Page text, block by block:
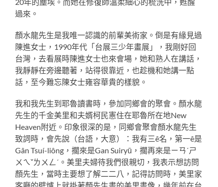
過來。
顏水龍先生是我唯一認識的前輩美術家。倒是有緣見過
陳進女士，1990年代「台展三少年畫展」，我剛好回
台灣，去看展時陳進女士也來會場，她和熟人在講話，
我靜靜在旁邊聽著，站得很靠近，也趁機和她講一點
話，至今難忘陳女士雍容華貴的樣貌。
我和我先生到耶魯讀書時，參加同鄉會的聚會。顏水龍
先生的千金美里和夫婿柯民憲住在耶魯所在地New
Heaven附近。印象很深的是，同鄉會聚會顏水龍先生
致詞時，會先說（台語，大意）：我有三ê名，第一ê是
Gân Tsuí-liông，擱來是Gan Suiryū，擱再來是ㄧㄢˊㄕ
ㄨㄟˇㄌㄨㄥˊ。美里夫婦待我們很親切，我表示想訪問
顏先生，當時主要想了解二二八，記得訪問時，美里家
客廳的壁爐上就掛著顏先生畫的美里畫像，幾年前在台